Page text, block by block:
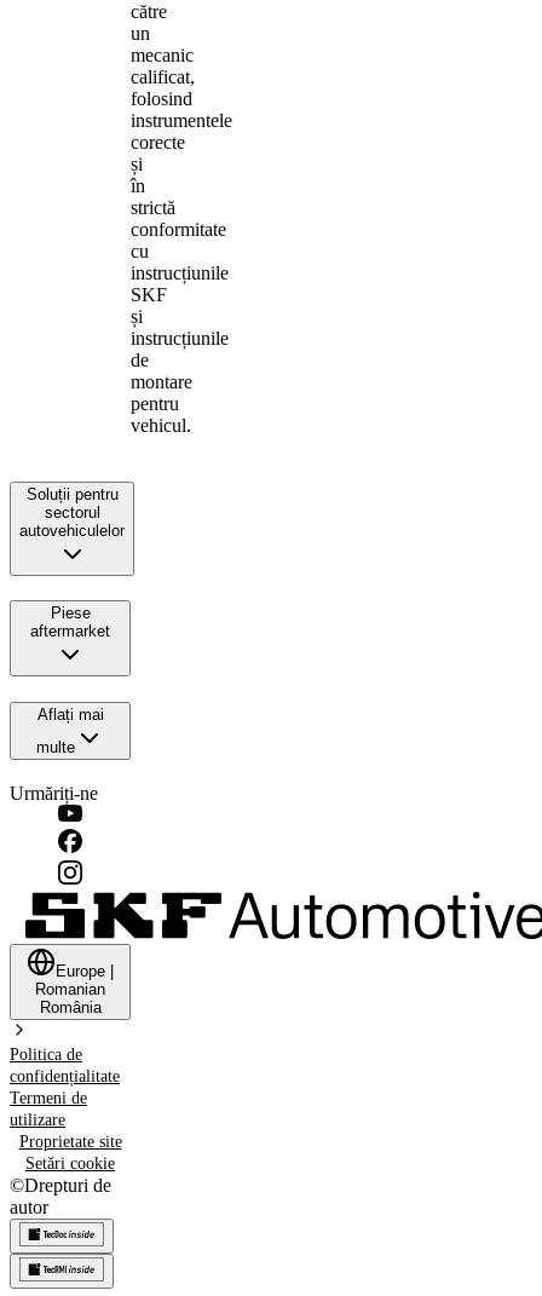
către
un
mecanic
calificat,
folosind
instrumentele
corecte
și
în
strictă
conformitate
cu
instrucțiunile
SKF
și
instrucțiunile
de
montare
pentru
vehicul.
Soluții pentru
sectorul
autovehiculelor
Piese
aftermarket
Aflați mai
multe
Urmăriți-ne
Europe
Romanian
România
Politica de
confidențialitate
Termeni de
utilizare
Proprietate site
Setări cookie
©Drepturi de
autor